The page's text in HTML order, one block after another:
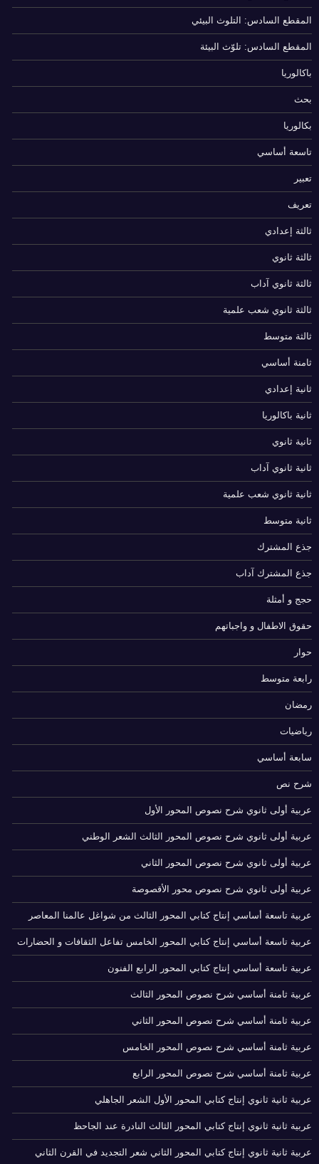
المقطع السادس: التلوث البيئي
المقطع السادس: تلوّث البيئة
باكالوريا
بحث
بكالوريا
تاسعة أساسي
تعبير
تعريف
ثالثة إعدادي
ثالثة ثانوي
ثالثة ثانوي آداب
ثالثة ثانوي شعب علمية
ثالثة متوسط
ثامنة أساسي
ثانية إعدادي
ثانية باكالوريا
ثانية ثانوي
ثانية ثانوي آداب
ثانية ثانوي شعب علمية
ثانية متوسط
جذع المشترك
جذع المشترك آداب
حجج و أمثلة
حقوق الاطفال و واجباتهم
حوار
رابعة متوسط
رمضان
رياضيات
سابعة أساسي
شرح نص
عربية أولى ثانوي شرح نصوص المحور الأول
عربية أولى ثانوي شرح نصوص المحور الثالث الشعر الوطني
عربية أولى ثانوي شرح نصوص المحور الثاني
عربية أولى ثانوي شرح نصوص محور الأقصوصة
عربية تاسعة أساسي إنتاج كتابي المحور الثالث من شواغل عالمنا المعاصر
عربية تاسعة أساسي إنتاج كتابي المحور الخامس تفاعل الثقافات و الحضارات
عربية تاسعة أساسي إنتاج كتابي المحور الرابع الفنون
عربية ثامنة أساسي شرح نصوص المحور الثالث
عربية ثامنة أساسي شرح نصوص المحور الثاني
عربية ثامنة أساسي شرح نصوص المحور الخامس
عربية ثامنة أساسي شرح نصوص المحور الرابع
عربية ثانية ثانوي إنتاج كتابي المحور الأول الشعر الجاهلي
عربية ثانية ثانوي إنتاج كتابي المحور الثالث النادرة عند الجاحظ
عربية ثانية ثانوي إنتاج كتابي المحور الثاني شعر التجديد في القرن الثاني